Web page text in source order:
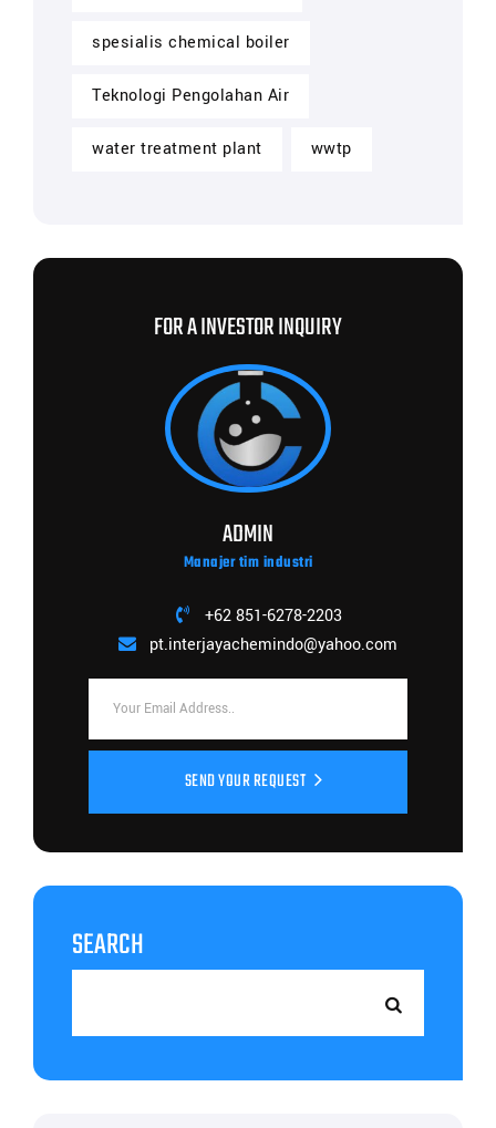
spesialis chemical boiler
Teknologi Pengolahan Air
water treatment plant wwtp
FOR A INVESTOR INQUIRY
ADMIN
Manajer tim industri
+62 851-6278-2203
pt.interjayachemindo@yahoo.com
SEND YOUR REQUEST
SEARCH